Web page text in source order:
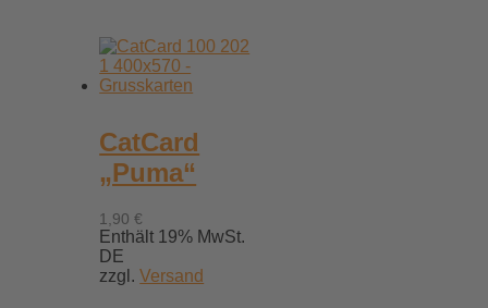
CatCard
„Puma“
1,90€
Enthält 19% MwSt.
DE
zzgl.Versand